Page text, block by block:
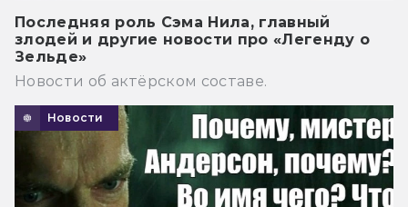
Последняя роль Сэма Нила, главный
злодей и другие новости про «Легенду о
Зельде»
Новости об актёрском составе.
Новости